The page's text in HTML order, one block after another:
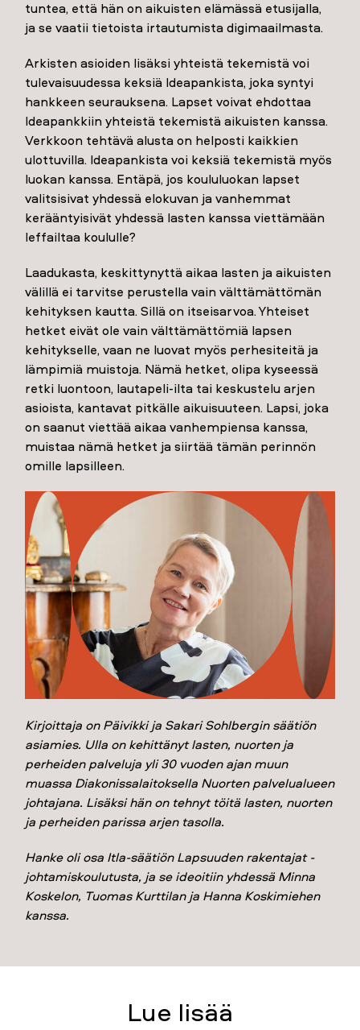
tuntea, että hän on aikuisten elämässä etusijalla,
ja se vaatii tietoista irtautumista digimaailmasta.
Arkisten asioiden lisäksi yhteistä tekemistä voi
tulevaisuudessa keksiä Ideapankista, joka syntyi
hankkeen seurauksena. Lapset voivat ehdottaa
Ideapankkiin yhteistä tekemistä aikuisten kanssa.
Verkkoon tehtävä alusta on helposti kaikkien
ulottuvilla. Ideapankista voi keksiä tekemistä myös
luokan kanssa. Entäpä, jos koululuokan lapset
valitsisivat yhdessä elokuvan ja vanhemmat
kerääntyisivät yhdessä lasten kanssa viettämään
leffailtaa koululle?
Laadukasta, keskittynyttä aikaa lasten ja aikuisten
välillä ei tarvitse perustella vain välttämättömän
kehityksen kautta. Sillä on itseisarvoa. Yhteiset
hetket eivät ole vain välttämättömiä lapsen
kehitykselle, vaan ne luovat myös perhesiteitä ja
lämpimiä muistoja. Nämä hetket, olipa kyseessä
retki luontoon, lautapeli-ilta tai keskustelu arjen
asioista, kantavat pitkälle aikuisuuteen. Lapsi, joka
on saanut viettää aikaa vanhempiensa kanssa,
muistaa nämä hetket ja siirtää tämän perinnön
omille lapsilleen.
Kirjoittaja on Päivikki ja Sakari Sohlbergin säätiön
asiamies. Ulla on kehittänyt lasten, nuorten ja
perheiden palveluja yli 30 vuoden ajan muun
muassa Diakonissalaitoksella Nuorten palvelualueen
johtajana. Lisäksi hän on tehnyt töitä lasten, nuorten
ja perheiden parissa arjen tasolla.
Hanke oli osa Itla-säätiön Lapsuuden rakentajat -
johtamiskoulutusta, ja se ideoitiin yhdessä Minna
Koskelon, Tuomas Kurttilan ja Hanna Koskimiehen
kanssa.
Lue lisää